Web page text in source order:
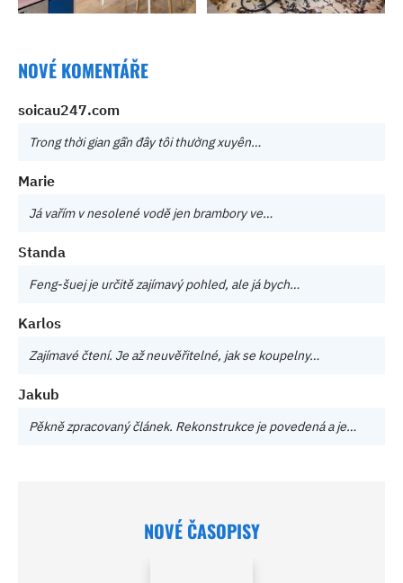
NOVÉ KOMENTÁŘE
soicau247.com
Trong thời gian gần đây tôi thường xuyên…
Marie
Já vařím v nesolené vodě jen brambory ve…
Standa
Feng-šuej je určitě zajímavý pohled, ale já bych…
Karlos
Zajímavé čtení. Je až neuvěřitelné, jak se koupelny…
Jakub
Pěkně zpracovaný článek. Rekonstrukce je povedená a je…
NOVÉ ČASOPISY